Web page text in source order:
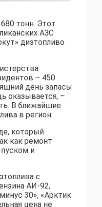
тонн. Этот
АЗС
дизтопливо
– 450
день запасы
оказывается, –
В ближайшие
в регион.
который
как ремонт
и
с
АИ-92,
30», «Арктик
цена не